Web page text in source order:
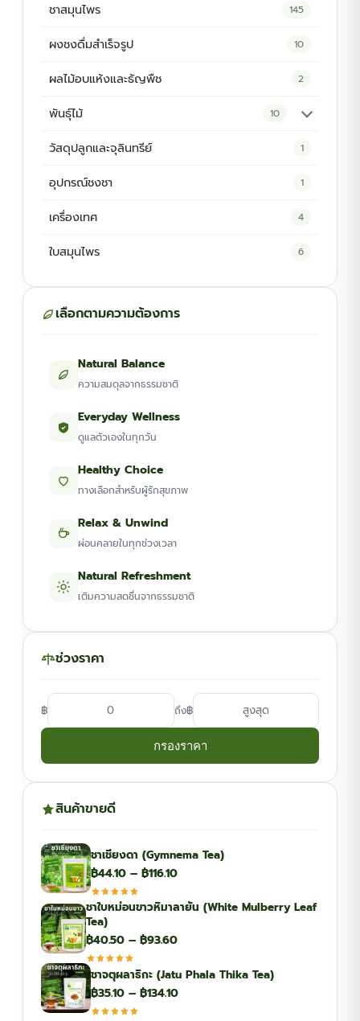
ชาสมุนไพร 145
ผงชงดื่มสำเร็จรูป 10
ผลไม้อบแห้งและธัญพืช 2
พันธุ์ไม้ 10
ต้นพันธุ์สมุนไพร 5
วัสดุปลูกและจุลินทรีย์ 1
อุปกรณ์ชงชา 1
เครื่องเทศ 4
ใบสมุนไพร 6
เลือกตามความต้องการ
Natural Balance
ความสมดุลจากธรรมชาติ
Everyday Wellness
ดูแลตัวเองในทุกวัน
Healthy Choice
ทางเลือกสำหรับผู้รักสุขภาพ
Relax & Unwind
ผ่อนคลายในทุกช่วงเวลา
Natural Refreshment
เติมความสดชื่นจากธรรมชาติ
ช่วงราคา
฿ ถึง฿
กรองราคา
สินค้าขายดี
ชาเชียงดา (Gymnema Tea)
฿44.10 – ฿116.10Price
฿44.10
฿116.10
ชาใบหม่อนขาวหิมาลายัน (White Mulberry Leaf
Tea)
฿40.50 – ฿93.60Price
฿40.50
through
ชาจตุผลาธิกะ (Jatu Phala Thika Tea)
฿35.10 – ฿134.10Price